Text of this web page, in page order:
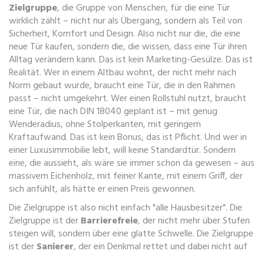
Zielgruppe, die Gruppe von Menschen, für die eine Tür
wirklich zählt – nicht nur als Übergang, sondern als Teil von
Sicherheit, Komfort und Design. Also nicht nur die, die eine
neue Tür kaufen, sondern die, die wissen, dass eine Tür ihren
Alltag verändern kann.Das ist kein Marketing-Gesülze. Das ist
Realität. Wer in einem Altbau wohnt, der nicht mehr nach
Norm gebaut wurde, braucht eine Tür, die in den Rahmen
passt – nicht umgekehrt. Wer einen Rollstuhl nutzt, braucht
eine Tür, die nachDIN 18040geplant ist – mit genug
Wenderadius, ohne Stolperkanten, mit geringem
Kraftaufwand. Das ist kein Bonus, das ist Pflicht. Und wer in
einerLuxusimmobilielebt, will keine Standardtür. Sondern
eine, die aussieht, als wäre sie immer schon da gewesen – aus
massivem Eichenholz, mit feiner Kante, mit einem Griff, der
sich anfühlt, als hätte er einen Preis gewonnen.
Die Zielgruppe ist also nicht einfach "alle Hausbesitzer". Die
Zielgruppe ist derBarrierefreie, der nicht mehr über Stufen
steigen will, sondern über eine glatte Schwelle. Die Zielgruppe
ist derSanierer, der ein Denkmal rettet und dabei nicht auf